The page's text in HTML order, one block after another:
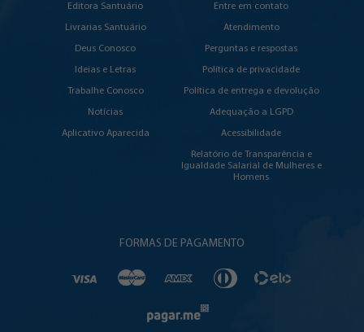
Editora Santuário
Livrarias Santuário
Deus Conosco
Ideias e Letras
Trabalhe Conosco
Notícias
Aplicativo Aparecida
Entre em contato
Atendimento
Perguntas e respostas
Política de privacidade
Política de entrega e devolução
Adequação a LGPD
Acessibilidade
Relatório de Transparência e
Igualdade Salarial de Mulheres e
Homens
FORMAS DE PAGAMENTO